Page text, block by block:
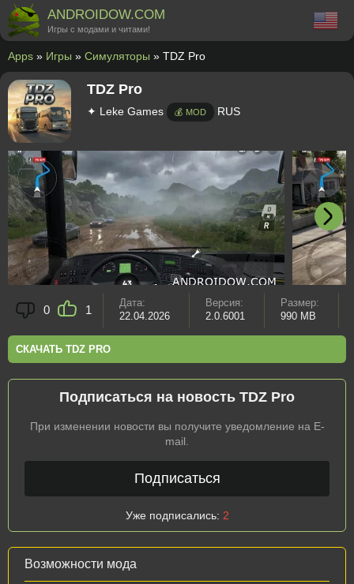
ANDROIDOW.COM
Игры с модами и читами!
Apps » Игры » Симуляторы » TDZ Pro
TDZ Pro
✦ Leke Games 💰 MOD RUS
0 1
Дата:
22.04.2026
Версия:
2.0.6001
Размер:
990 MB
СКАЧАТЬ TDZ PRO
Подписаться на новость TDZ Pro
При изменении новости вы получите уведомление на E-
mail.
Подписаться
Уже подписались: 2
Возможности мода